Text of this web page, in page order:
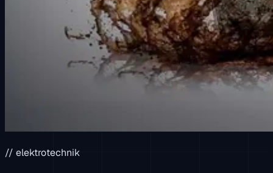
// elektrotechnik